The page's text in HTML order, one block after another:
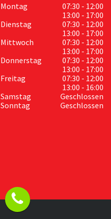
Montag
07:30 - 12:00
13:00 - 17:00
Dienstag
07:30 - 12:00
13:00 - 17:00
Mittwoch
07:30 - 12:00
13:00 - 17:00
Donnerstag
07:30 - 12:00
13:00 - 17:00
Freitag
07:30 - 12:00
13:00 - 16:00
Samstag
Geschlossen
Sonntag
Geschlossen